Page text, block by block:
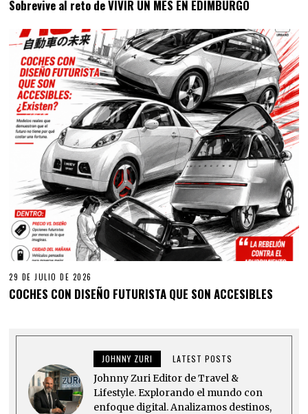
Sobrevive al reto de VIVIR UN MES EN EDIMBURGO
29 DE JULIO DE 2026
COCHES CON DISEÑO FUTURISTA QUE SON ACCESIBLES
JOHNNY ZURI LATEST POSTS
Johnny Zuri Editor de Travel &
Lifestyle. Explorando el mundo con
enfoque digital. Analizamos destinos,